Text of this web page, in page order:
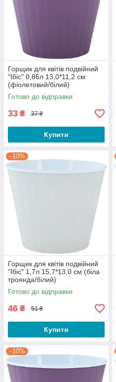
Горщик для квітів подвійний
"Ібіс" 0,86л 13,0*11,2 см
(фіолетовий/білий)
Готово до відправки
33 ₴ 37 ₴
Купити
–10%
Горщик для квітів подвійний
"Ібіс" 1,7л 15,7*13,0 см (біла
троянда/білий)
Готово до відправки
46 ₴ 51 ₴
Купити
–10%